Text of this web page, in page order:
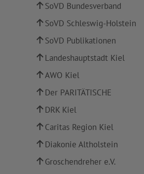
SoVD Bundesverband
SoVD Schleswig-Holstein
SoVD Publikationen
Landeshauptstadt Kiel
AWO Kiel
Der PARITÄTISCHE
DRK Kiel
Caritas Region Kiel
Diakonie Altholstein
Groschendreher e.V.